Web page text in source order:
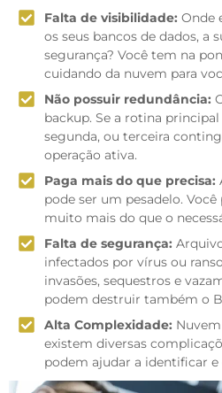
Falta de visibilidade: Onde
os seus bancos de dados, a
segurança? Você tem na
cuidando da nuvem para
Não possuir redundância:
backup. Se a rotina
segunda, ou terceira
operação ativa.
Paga mais do que precisa:
pode ser um pesadelo.
muito mais do que o
Falta de segurança:
infectados por vírus ou
invasões, sequestros e
podem destruir também o
Alta Complexidade:
existem diversas
podem ajudar a identificar e